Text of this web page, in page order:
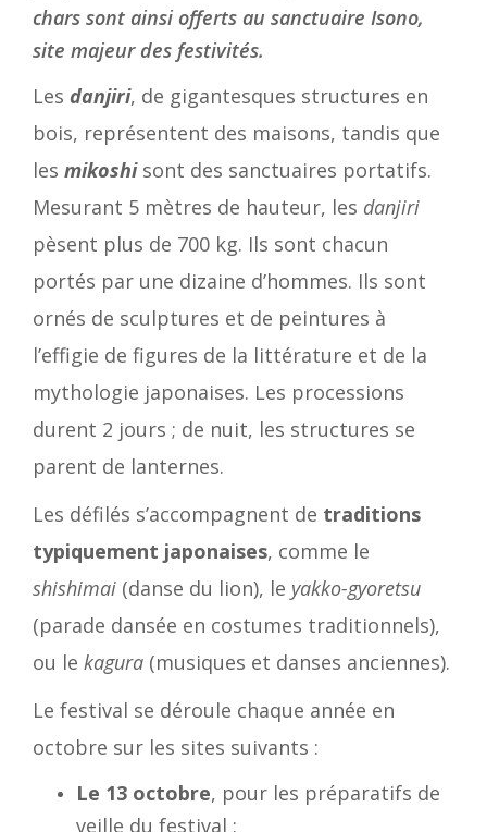
chars sont ainsi offerts au sanctuaire Isono,
site majeur des festivités.
Les danjiri, de gigantesques structures en
bois, représentent des maisons, tandis que
les mikoshisont des sanctuaires portatifs.
Mesurant 5 mètres de hauteur, les danjiri
pèsent plus de 700 kg. Ils sont chacun
portés par une dizaine d’hommes. Ils sont
ornés de sculptures et de peintures à
l’effigie de figures de la littérature et de la
mythologie japonaises. Les processions
durent 2 jours ; de nuit, les structures se
parent de lanternes.
Les défilés s’accompagnent de traditions
typiquement japonaises, comme le
shishimai (danse du lion), le yakko-gyoretsu
(parade dansée en costumes traditionnels),
ou le kagura (musiques et danses anciennes).
Le festival se déroule chaque année en
octobre sur les sites suivants :
Le 13 octobre, pour les préparatifs de
veille du festival :